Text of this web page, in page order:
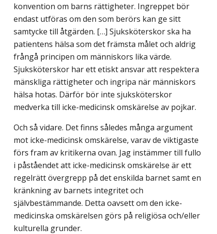
konvention om barns rättigheter. Ingreppet bör
endast utföras om den som berörs kan ge sitt
samtycke till åtgärden. […] Sjuksköterskor ska ha
patientens hälsa som det främsta målet och aldrig
frångå principen om människors lika värde.
Sjuksköterskor har ett etiskt ansvar att respektera
mänskliga rättigheter och ingripa när människors
hälsa hotas. Därför bör inte sjuksköterskor
medverka till icke-medicinsk omskärelse av pojkar.
Och så vidare. Det finns således många argument
mot icke-medicinsk omskärelse, varav de viktigaste
förs fram av kritikerna ovan. Jag instämmer till fullo
i påståendet att icke-medicinsk omskärelse är ett
regelrätt övergrepp på det enskilda barnet samt en
kränkning av barnets integritet och
självbestämmande. Detta oavsett om den icke-
medicinska omskärelsen görs på religiösa och/eller
kulturella grunder.